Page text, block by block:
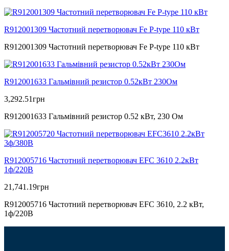
R912001309 Частотний перетворювач Fe P-type 110 кВт
R912001309 Частотний перетворювач Fe P-type 110 кВт
R912001633 Гальмівний резистор 0.52кВт 230Ом
3,292.51грн
R912001633 Гальмівний резистор 0.52 кВт, 230 Ом
R912005716 Частотний перетворювач EFC 3610 2.2кВт
1ф/220В
21,741.19грн
R912005716 Частотний перетворювач EFC 3610, 2.2 кВт,
1ф/220В